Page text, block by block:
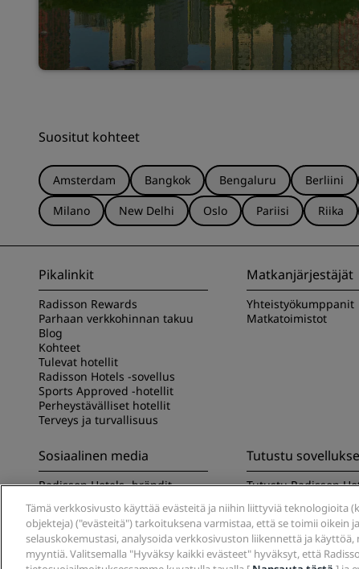
Suositut kohteet
Amsterdam Bangkok Bengaluru Berliini
Milano
New Delhi Oslo Pariisi Riika
Pikalinkit
Radisson Rewards
Parhaan verkkohinnan takuu
Blog
Kohteet
Tulevat hotellit
Radisson Hotels -sovellus
Sports Approved -hotellit
Perheystävälliset hotellit
Terveys ja turvallisuus
Matkanjärjestäjät
Yhteistyökumppanit
Matkatoimistot
Sosiaalinen media
Radisson Hotels -brändit
Tutustu
Tutustu Radisson
Tämä verkkosivusto käyttää evästeitä ja niihin liittyviä teknologioita
objekteja) ("evästeitä") tarkoituksena varmistaa, että se toimii oikein
selauskokemustasi, analysoida verkkosivuston liikennettä ja
myyntiä. Valitsemalla "Hyväksy kaikki evästeet" hyväksyt, että